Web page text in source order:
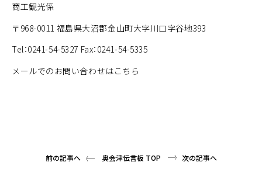
商工観光係
〒968-0011 福島県大沼郡金山町大字川口字谷地393
Tel：0241-54-5327 Fax：0241-54-5335
メールでのお問い合わせはこちら
前の記事へ 奥会津伝言板 TOP 次の記事へ